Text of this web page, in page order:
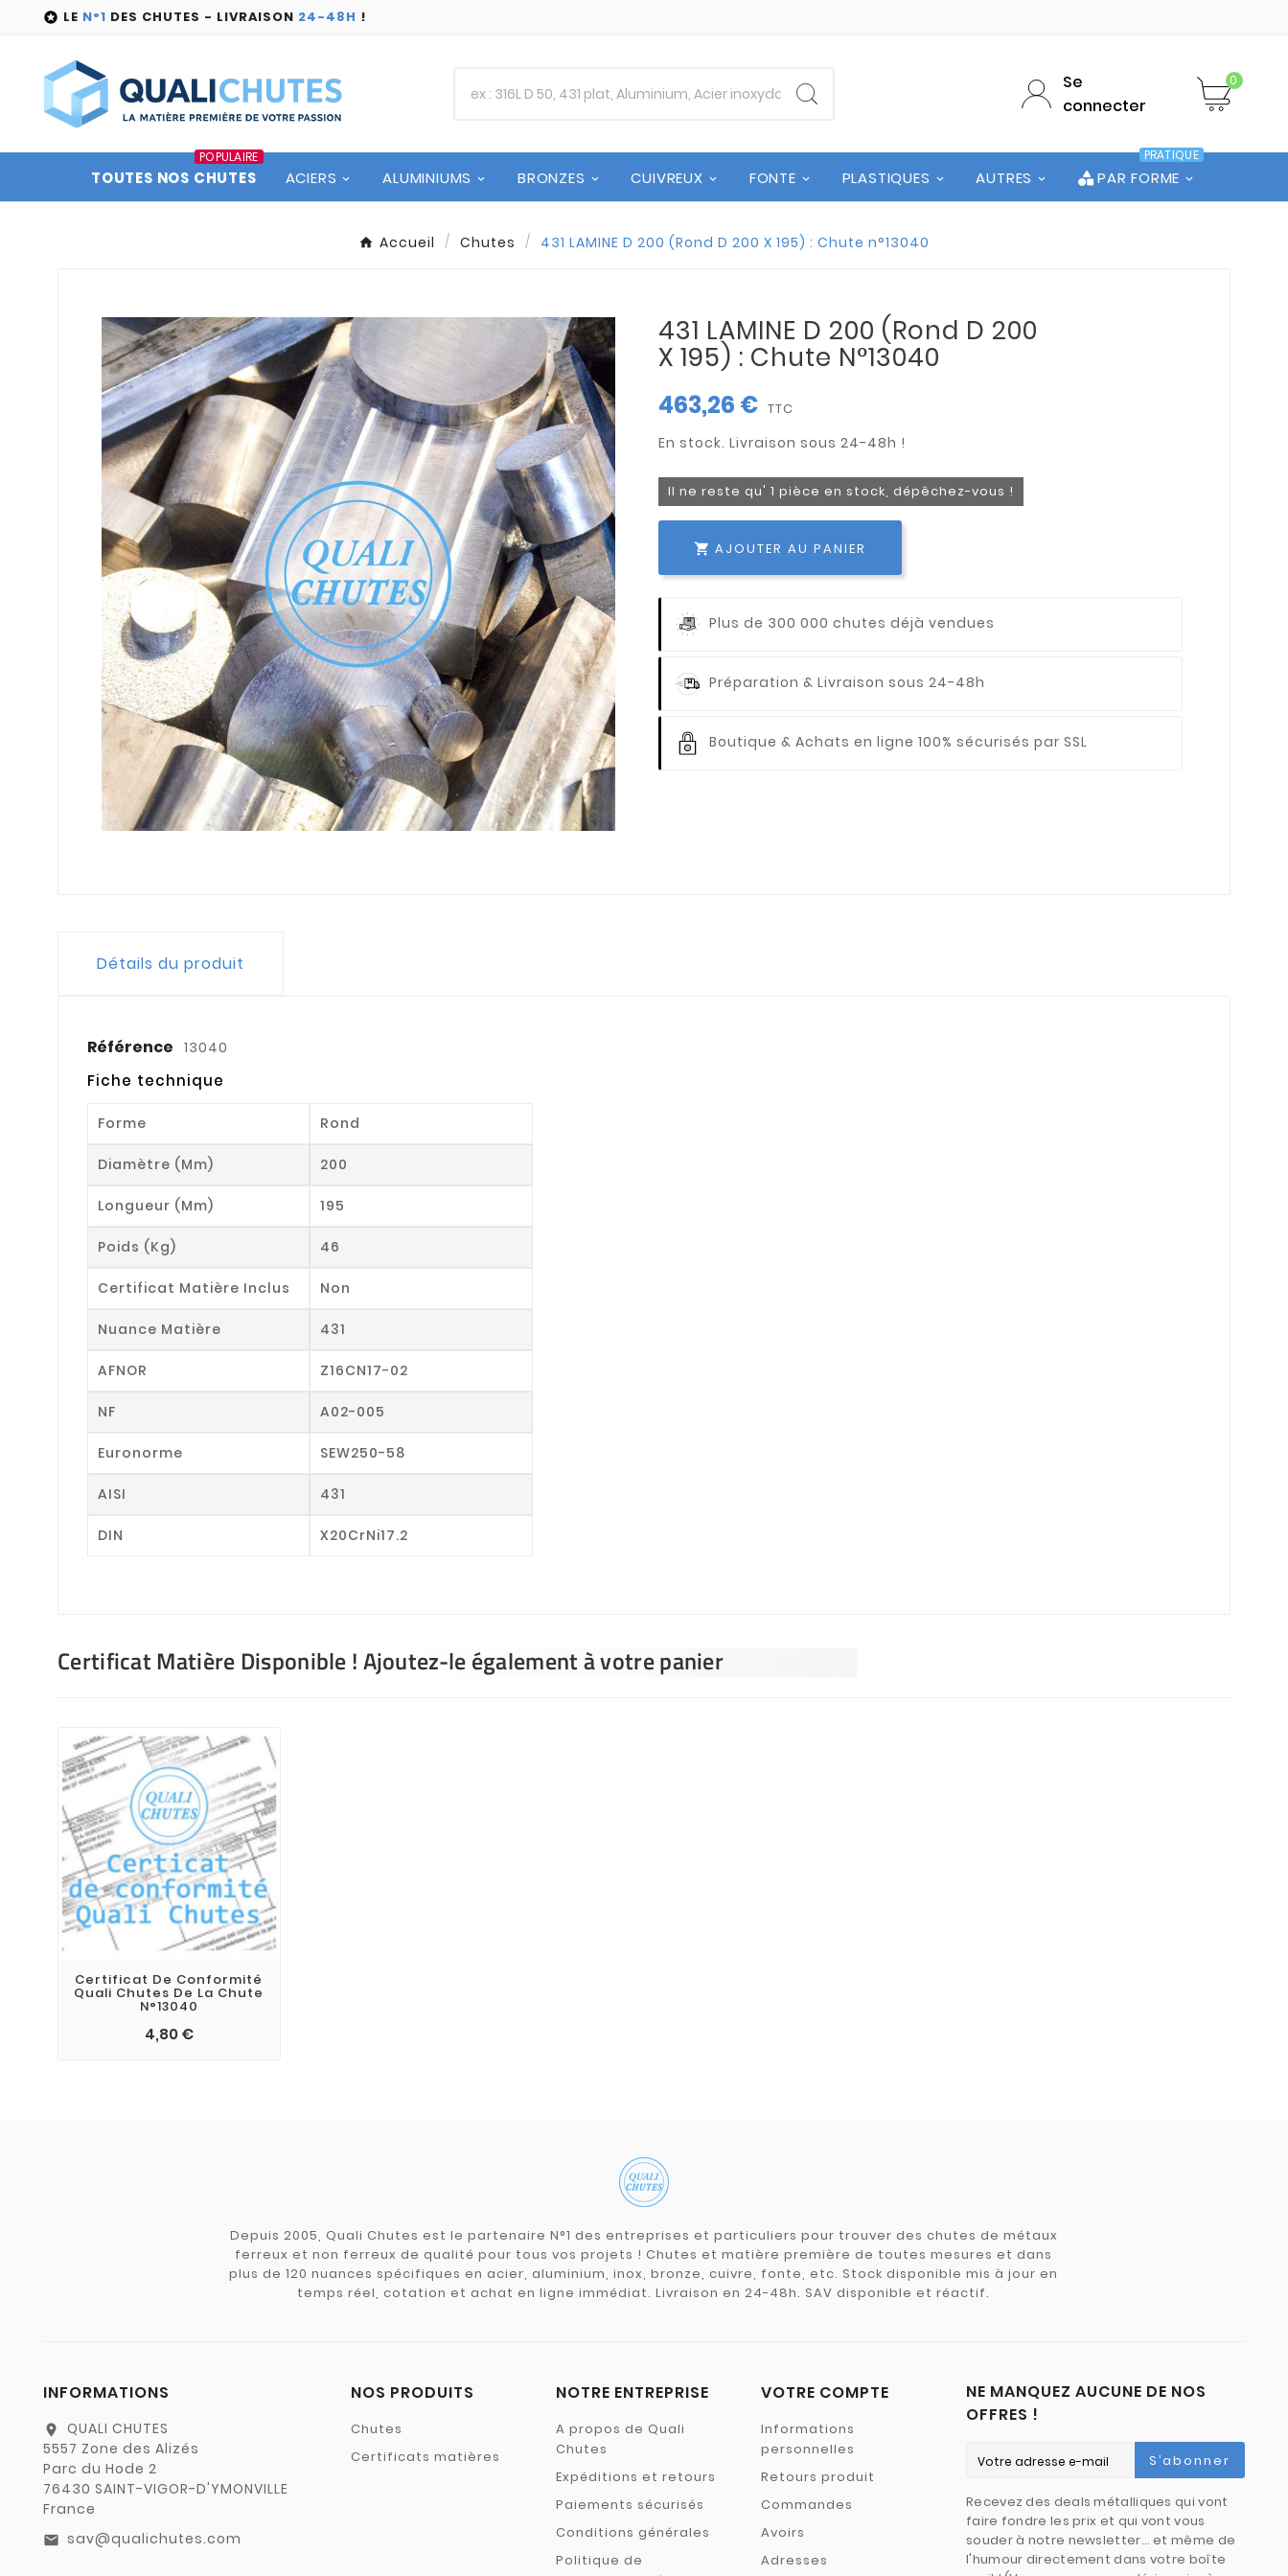
 LE N°1 DES CHUTES - LIVRAISON 24-48H !
Se
connecter
0
TOUTES NOS CHUTES
POPULAIRE
ACIERS ALUMINIUMS BRONZES CUIVREUX FONTE PLASTIQUES AUTRES PAR FORME
PRATIQUE
Accueil Chutes 431 LAMINE D 200 (Rond D 200 X 195) : Chute n°13040
431 LAMINE D 200 (Rond D 200
X 195) : Chute N°13040
463,26 € TTC
Il ne reste qu' 1 pièce en stock, dépêchez-vous !
 AJOUTER AU PANIER
Plus de 300 000 chutes déjà vendues
Préparation & Livraison sous 24-48h
Boutique & Achats en ligne 100% sécurisés par SSL
Détails du produit
Référence 13040
Fiche technique
Forme Rond
Diamètre (mm) 200
Longueur (mm) 195
Poids (kg) 46
Certificat Matière Inclus Non
Nuance Matière 431
AFNOR Z16CN17-02
NF A02-005
Euronorme SEW250-58
AISI 431
DIN X20CrNi17.2
Certificat Matière Disponible ! Ajoutez-le également à votre panier
Certificat De Conformité
Quali Chutes De La Chute
N°13040
4,80 €
Depuis 2005, Quali Chutes est le partenaire N°1 des entreprises et particuliers pour trouver des chutes de métaux
ferreux et non ferreux de qualité pour tous vos projets ! Chutes et matière première de toutes mesures et dans
plus de 120 nuances spécifiques en acier, aluminium, inox, bronze, cuivre, fonte, etc. Stock disponible mis à jour en
temps réel, cotation et achat en ligne immédiat. Livraison en 24-48h. SAV disponible et réactif.
INFORMATIONS
location_on
QUALI CHUTES
5557 Zone des Alizés
Parc du Hode 2
76430 SAINT-VIGOR-D'YMONVILLE
France
email sav@qualichutes.com
NOS PRODUITS
Chutes
Certificats matières
NOTRE ENTREPRISE
A propos de Quali
Chutes
Expéditions et retours
Paiements sécurisés
Conditions générales
Politique de
VOTRE COMPTE
Informations
personnelles
Retours produit
Commandes
Avoirs
Adresses
NE MANQUEZ AUCUNE DE NOS
OFFRES !
S’abonner
Recevez des deals métalliques qui vont
faire fondre les prix et qui vont vous
souder à notre newsletter… et même de
l'humour directement dans votre boîte